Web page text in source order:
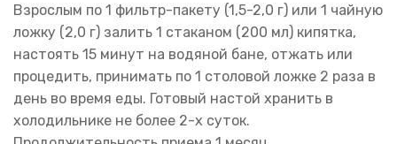
Взрослым по 1 фильтр-пакету (1,5-2,0 г) или 1 чайную
ложку (2,0 г) залить 1 стаканом (200 мл) кипятка,
настоять 15 минут на водяной бане, отжать или
процедить, принимать по 1 столовой ложке 2 раза в
день во время еды. Готовый настой хранить в
холодильнике не более 2-х суток.